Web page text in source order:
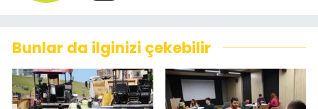
Bunlar da ilginizi çekebilir